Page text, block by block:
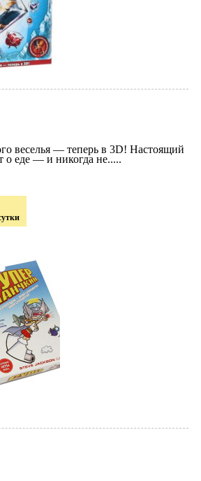
веселья — теперь в 3D! Настоящий
о еде — и никогда не.....